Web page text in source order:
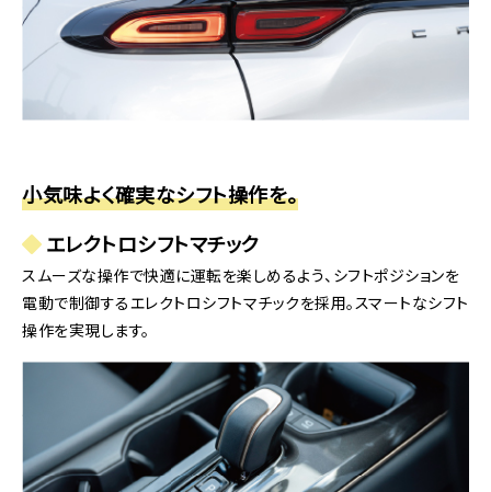
埼玉県さいたま市大宮区高鼻町2-1-1
専用駐車場あり
お店によって営業時間・定休日が異なりますので、詳し
くはホームページにてご確認ください。
https://bibli.jp
小気味よく確実なシフト操作を。
エレクトロシフトマチック
スムーズな操作で快適に運転を楽しめるよう、シフトポジションを
電動で制御するエレクトロシフトマチックを採用。スマートなシフト
操作を実現します。